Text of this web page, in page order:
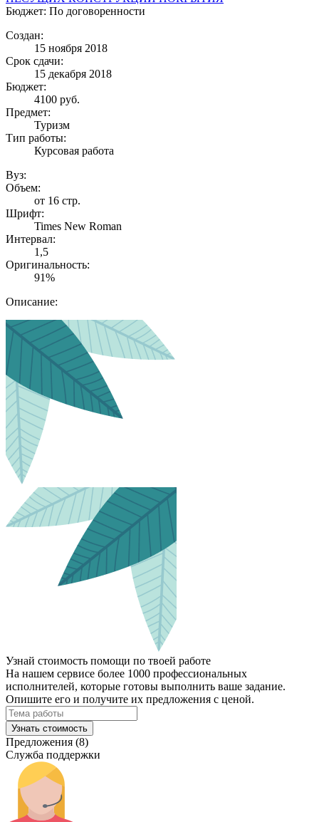
Бюджет: По договоренности
Создан:
15 ноября 2018
Срок сдачи:
15 декабря 2018
Бюджет:
4100 руб.
Предмет:
Туризм
Тип работы:
Курсовая работа
Вуз:
Объем:
от 16 стр.
Шрифт:
Times New Roman
Интервал:
1,5
Оригинальность:
91%
Описание:
Узнай стоимость помощи по твоей работе
На нашем сервисе более 1000 профессиональных
исполнителей, которые готовы выполнить ваше задание.
Опишите его и получите их предложения с ценой.
Узнать стоимость
Предложения (8)
Служба поддержки